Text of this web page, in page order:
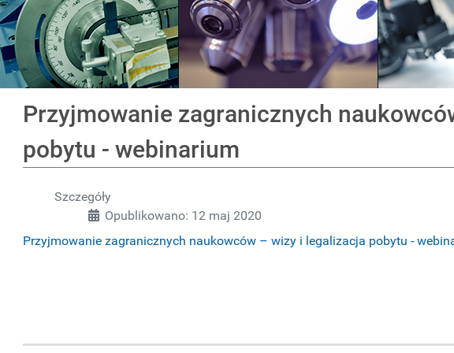
Przyjmowanie zagranicznych
pobytu - webinarium
Szczegóły
Opublikowano: 12 maj 2020
Przyjmowanie zagranicznych naukowców – wizy i legalizacja pobytu -